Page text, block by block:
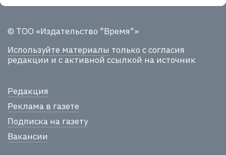
© ТОО «Издательство "Время"»
Используйте материалы только с согласия
редакции и с активной ссылкой на источник
Редакция
Реклама в газете
Подписка на газету
Вакансии